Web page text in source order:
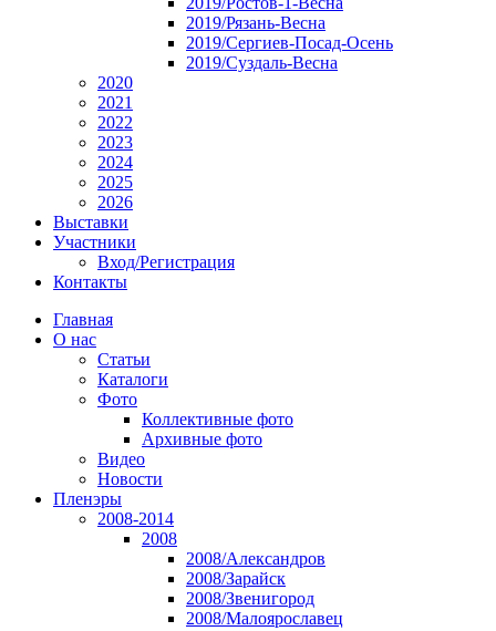
2019/Рязань-Весна
2019/Сергиев-Посад-Осень
2019/Суздаль-Весна
2020
2021
2022
2023
2024
2025
2026
Выставки
Участники
Вход/Регистрация
Контакты
Главная
О нас
Статьи
Каталоги
Фото
Коллективные фото
Архивные фото
Видео
Новости
Пленэры
2008-2014
2008
2008/Александров
2008/Зарайск
2008/Звенигород
2008/Малоярославец